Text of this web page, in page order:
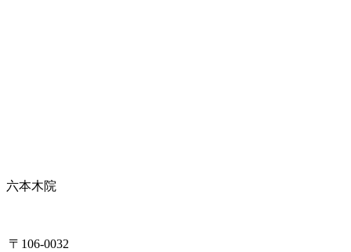
六本木院
〒106-0032